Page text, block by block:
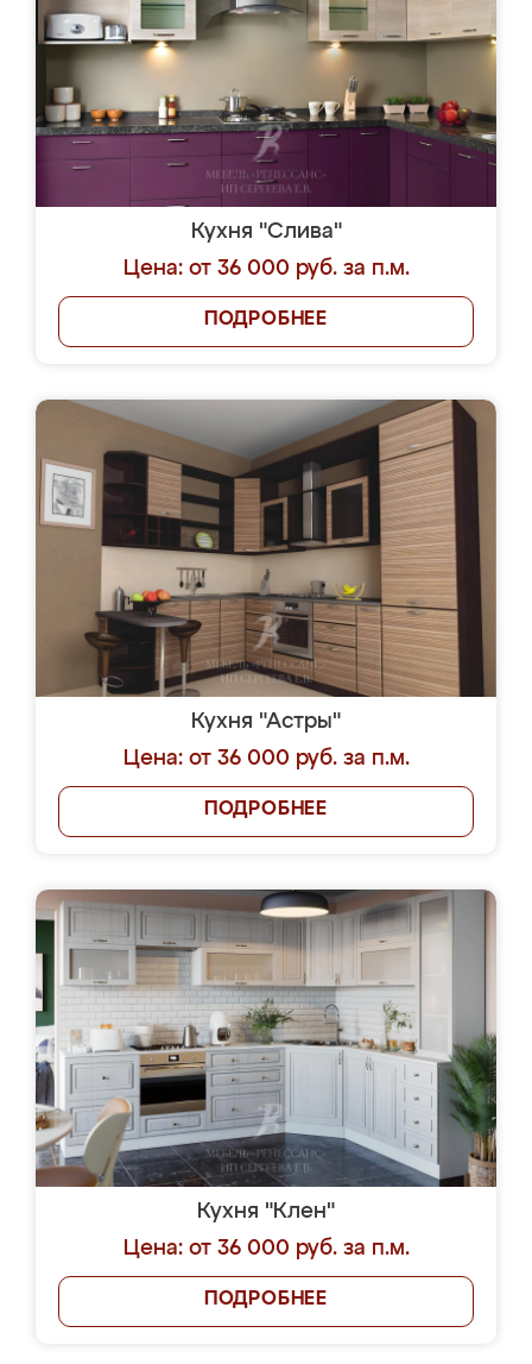
Кухня "Слива"
Цена: от 36 000 руб. за п.м.
ПОДРОБНЕЕ
Кухня "Астры"
Цена: от 36 000 руб. за п.м.
ПОДРОБНЕЕ
Кухня "Клен"
Цена: от 36 000 руб. за п.м.
ПОДРОБНЕЕ